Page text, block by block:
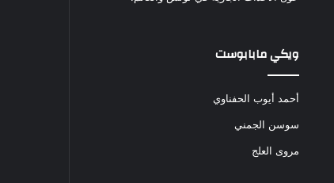
ويكي مابابوست
أحمد أيوب الحفناوي
سوسن الجمني
مروى العلج